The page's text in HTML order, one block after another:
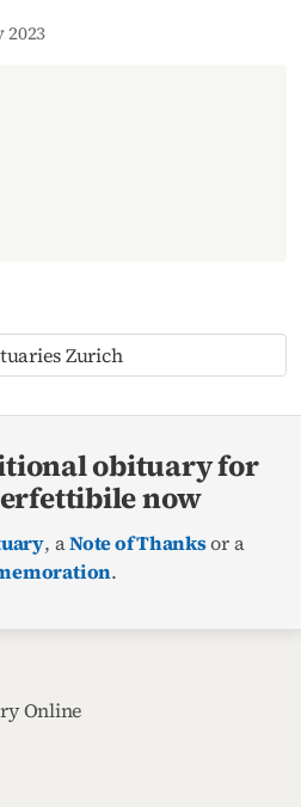
2023
Zurich
obituary for
now
, aNote of Thanksor a
.
Online